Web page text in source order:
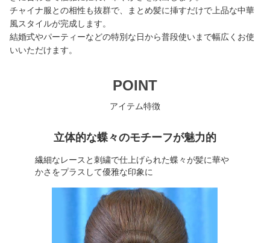
チャイナ服との相性も抜群で、まとめ髪に挿すだけで上品な中華
風スタイルが完成します。
結婚式やパーティーなどの特別な日から普段使いまで幅広くお使
いいただけます。
POINT
アイテム特徴
立体的な蝶々のモチーフが魅力的
繊細なレースと刺繍で仕上げられた蝶々が髪に華や
かさをプラスして優雅な印象に